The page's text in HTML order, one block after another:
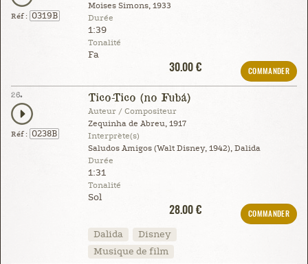
Réf : 0319B
Moises Simons, 1933
Durée
1:39
Tonalité
Fa
30.00 €
COMMANDER
26.
Réf : 0238B
Tico-Tico (no Fubá)
Auteur / Compositeur
Zequinha de Abreu, 1917
Interprète(s)
Saludos Amigos (Walt Disney, 1942), Dalida
Durée
1:31
Tonalité
Sol
28.00 €
COMMANDER
Dalida
Disney
Musique de film